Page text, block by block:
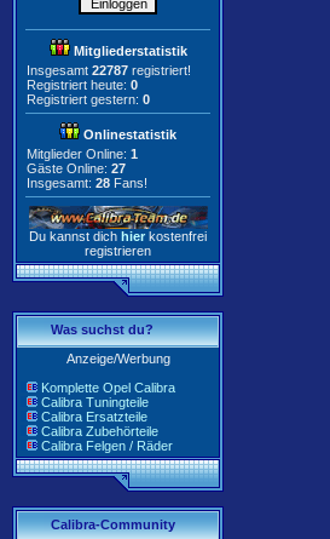
Mitgliederstatistik
Insgesamt 22787 registriert!
Registriert heute: 0
Registriert gestern: 0
Onlinestatistik
Mitglieder Online: 1
Gäste Online: 27
Insgesamt: 28 Fans!
Du kannst dich hier kostenfrei
registrieren
Was suchst du?
Anzeige/Werbung
Komplette Opel Calibra
Calibra Tuningteile
Calibra Ersatzteile
Calibra Zubehörteile
Calibra Felgen / Räder
Calibra-Community